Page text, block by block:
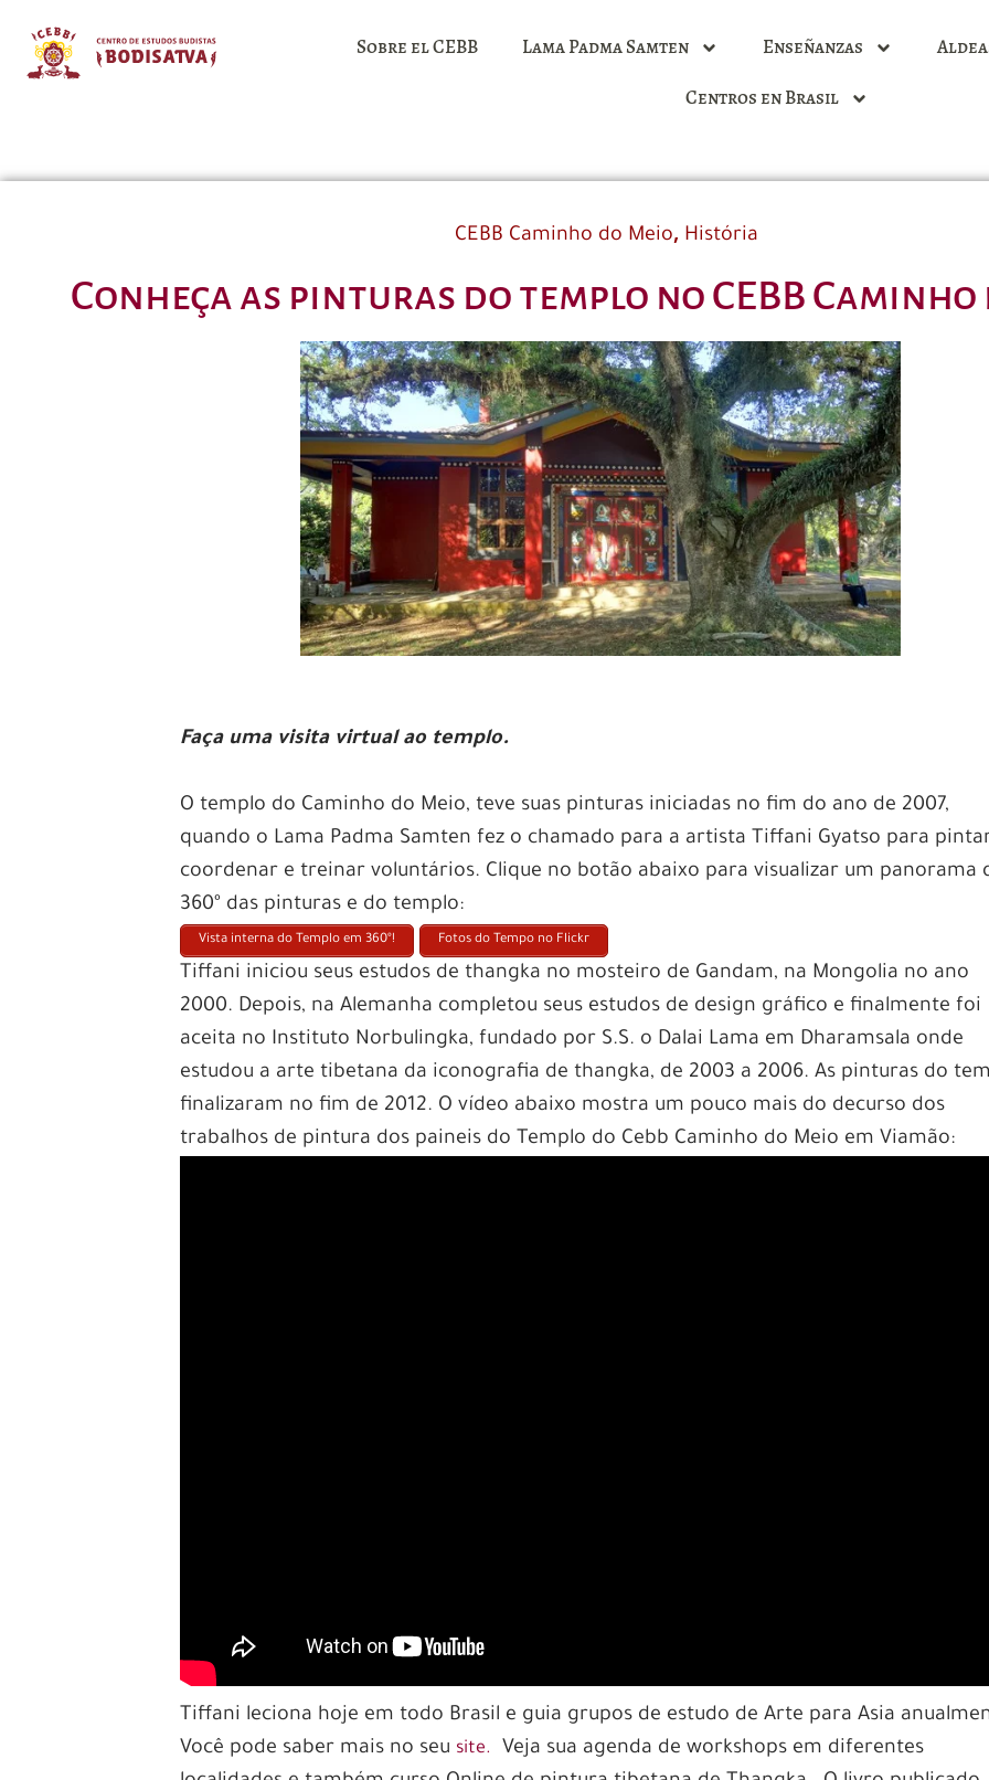
Sobre el CEBB Lama Padma Samten Enseñanzas
Centros en Brasil
CEBB Caminho do Meio, História
Conheça as pinturas do templo no CEBB Caminho
Faça uma visita virtual ao templo.
O templo do Caminho do Meio, teve suas pinturas iniciadas no fim do ano de 2007,
quando o Lama Padma Samten fez o chamado para a artista Tiffani Gyatso para
coordenar e treinar voluntários. Clique no botão abaixo para visualizar um panorama
360º das pinturas e do templo:
Vista interna do Templo em 360º! Fotos do Tempo no Flickr
Tiffani iniciou seus estudos de thangka no mosteiro de Gandam, na Mongolia no ano
2000. Depois, na Alemanha completou seus estudos de design gráfico e finalmente foi
aceita no Instituto Norbulingka, fundado por S.S. o Dalai Lama em Dharamsala onde
estudou a arte tibetana da iconografia de thangka, de 2003 a 2006. As pinturas do
finalizaram no fim de 2012. O vídeo abaixo mostra um pouco mais do decurso dos
trabalhos de pintura dos paineis do Templo do Cebb Caminho do Meio em Viamão:
Tiffani leciona hoje em todo Brasil e guia grupos de estudo de Arte para Asia
Você pode saber mais no seu site.
Veja sua agenda de workshops em diferentes